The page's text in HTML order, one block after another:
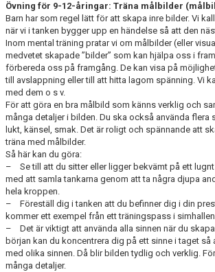
Övning för 9-12-åringar: Träna målbilder
Barn har som regel lätt för att skapa inre bilder. Vi
när vi i tanken bygger upp en händelse så att den
Inom mental träning pratar vi om målbilder (eller
medvetet skapade ”bilder” som kan hjälpa oss i
förbereda oss på framgång. De kan visa på
till avslappning eller till att hitta lagom spänning. Vi
med dem o s v.
För att göra en bra målbild som känns verklig och
många detaljer i bilden. Du ska också använda flera
lukt, känsel, smak. Det är roligt och spännande att
träna med målbilder.
Så här kan du göra:
– Se till att du sitter eller ligger bekvämt på ett
med att samla tankarna genom att ta några djupa
hela kroppen.
– Föreställ dig i tanken att du befinner dig i din
kommer ett exempel från ett träningspass i
– Det är viktigt att använda alla sinnen när du
början kan du koncentrera dig på ett sinne i taget så
med olika sinnen. Då blir bilden tydlig och verklig.
många detaljer.